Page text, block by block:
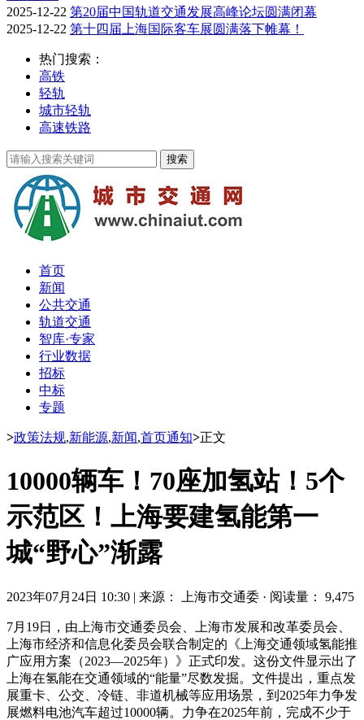
2025-12-22 第20届中国轨道交通发展高峰论坛圆满闭幕
2025-12-22 第十四届上海国际客车展圆满落下帷幕！
热门搜索：
高铁
轻轨
城市轻轨
高速铁路
首页
新闻
公共交通
轨道交通
智库·专家
行业数据
招标
中标
专题
>政策法规,新能源,新闻,首页通知>正文
10000辆车！70座加氢站！5个
示范区！上海要建氢能第一
城“野心”渐露
2023年07月24日 10:30 | 来源： 上海市交通委 · 阅读量： 9,475
7月19日，由上海市交通委员会、上海市发展和改革委员会、
上海市经济和信息化委员会联合制定的《上海交通领域氢能推
广应用方案（2023—2025年）》正式印发。这份文件显示出了
上海在氢能在交通领域的“能量”尽数发掘。文件提出，重点发
展重卡、公交、冷链、非道机械等应用场景，到2025年力争发
展燃料电池汽车超过10000辆。力争在2025年前，完成不少于